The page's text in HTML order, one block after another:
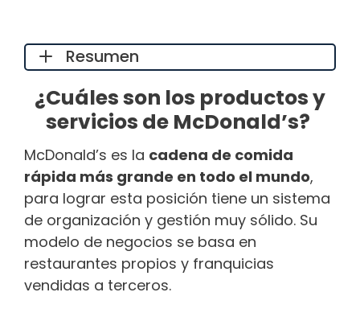
Resumen
¿Cuáles son los productos y
servicios de McDonald’s?
McDonald’s es la cadena de comida
rápida más grande en todo el mundo,
para lograr esta posición tiene un sistema
de organización y gestión muy sólido. Su
modelo de negocios se basa en
restaurantes propios y franquicias
vendidas a terceros.